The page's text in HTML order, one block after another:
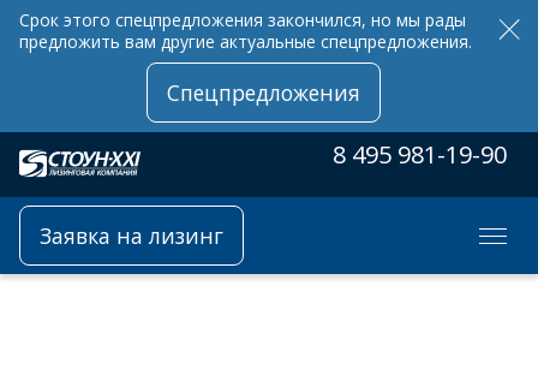
Срок этого спецпредложения закончился, но мы рады
предложить вам другие актуальные спецпредложения.
Спецпредложения
8 495 981-19-90
Заявка на лизинг